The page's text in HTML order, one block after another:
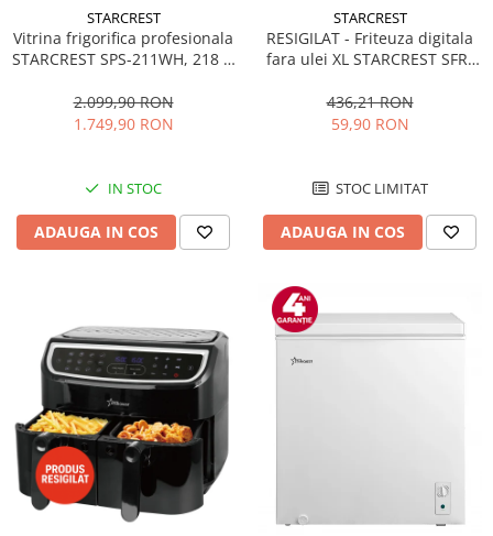
STARCREST
Vitrina frigorifica profesionala
STARCREST SPS-211WH, 218 L,
LED, H 141 cm, Negru
2.099,90 RON
1.749,90 RON
IN STOC
ADAUGA IN COS
STARCREST
RESIGILAT - Friteuza digitala
fara ulei XL STARCREST SFR-
Termostat 80 - 200 °C, 8
programe predefinite, Negru
436,21 RON
59,90 RON
STOC LIMITAT
ADAUGA IN COS